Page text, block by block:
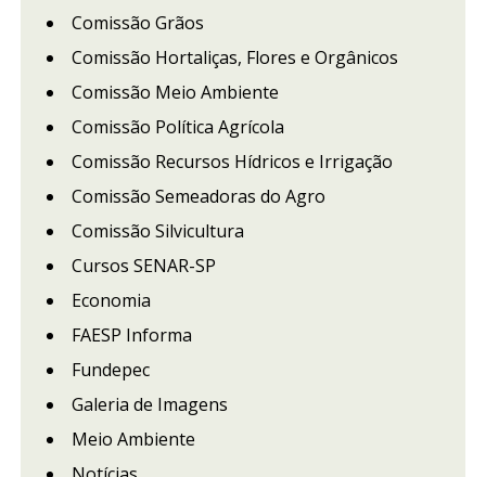
Comissão Grãos
Comissão Hortaliças, Flores e Orgânicos
Comissão Meio Ambiente
Comissão Política Agrícola
Comissão Recursos Hídricos e Irrigação
Comissão Semeadoras do Agro
Comissão Silvicultura
Cursos SENAR-SP
Economia
FAESP Informa
Fundepec
Galeria de Imagens
Meio Ambiente